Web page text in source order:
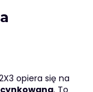
opiera się na